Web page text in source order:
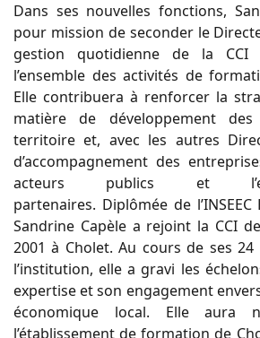
Dans ses nouvelles fonctions,
pour mission de seconder le
gestion quotidienne de la CCI
l’ensemble des activités de
Elle contribuera à renforcer la
matière de développement
territoire et, avec les autres
d’accompagnement des
acteurs publics et
partenaires. Diplômée de
Sandrine Capèle a rejoint la CCI
2001 à Cholet. Au cours de ses
l’institution, elle a gravi les
expertise et son engagement
économique local. Elle aura
l’établissement de formation de